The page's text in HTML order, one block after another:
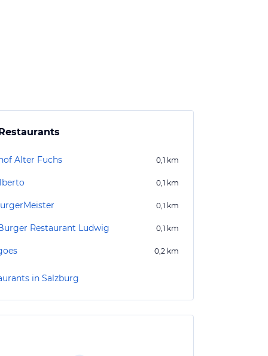
Alter Fuchs 0,1 km
0,1 km
0,1 km
Restaurant Ludwig 0,1 km
0,2 km
in Salzburg